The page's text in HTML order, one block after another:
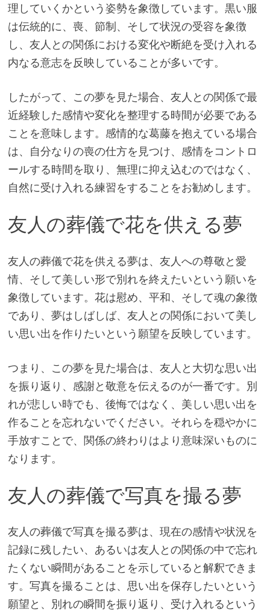
理していくかという姿勢を象徴しています。黒い服
は伝統的に、喪、節制、そして状況の受容を象徴
し、友人との関係における変化や断絶を受け入れる
内なる意志を反映していることが多いです。
したがって、この夢を見た場合、友人との関係で最
近経験した感情や変化を整理する時間が必要である
ことを意味します。感情的な葛藤を抱えている場合
は、自分なりの喪の仕方を見つけ、感情をコントロ
ールする時間を取り、無理に抑え込むのではなく、
自然に受け入れる練習をすることをお勧めします。
友人の葬儀で花を供える夢
友人の葬儀で花を供える夢は、友人への尊敬と愛
情、そして美しい形で別れを終えたいという願いを
象徴しています。花は慰め、平和、そして魂の象徴
であり、夢はしばしば、友人との関係において美し
い思い出を作りたいという願望を反映しています。
つまり、この夢を見た場合は、友人と大切な思い出
を振り返り、感謝と敬意を伝えるのが一番です。別
れが悲しい時でも、後悔ではなく、美しい思い出を
作ることを忘れないでください。それらを穏やかに
手放すことで、関係の終わりはより意味深いものに
なります。
友人の葬儀で写真を撮る夢
友人の葬儀で写真を撮る夢は、現在の感情や状況を
記録に残したい、あるいは友人との関係の中で忘れ
たくない瞬間があることを示していると解釈できま
す。写真を撮ることは、思い出を保存したいという
願望と、別れの瞬間を振り返り、受け入れるという